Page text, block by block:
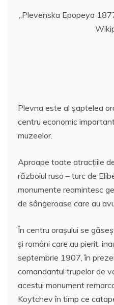
„Plevenska Epopeya
Plevna este al şaptelea
centru economic
muzeelor.
Aproape toate atracţiile
războiul ruso – turc de
monumente reamintesc
de sângeroase care au
În centru oraşului se
şi români care au pierit,
septembrie 1907, în
comandantul trupelor de
acestui monument
Koytchev în timp ce